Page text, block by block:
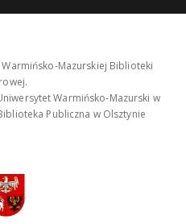
Mazurskiej Biblioteki
Warmińsko-Mazurski w
Publiczna w Olsztynie